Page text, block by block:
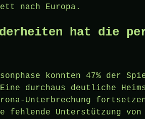
nach Europa.
hat die
konnten 47% der
Eine durchaus deutliche
Unterbrechung
fehlende Unterstützung von